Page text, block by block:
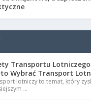
Transportu
Wybrać Transport
lotniczy to temat, który
…